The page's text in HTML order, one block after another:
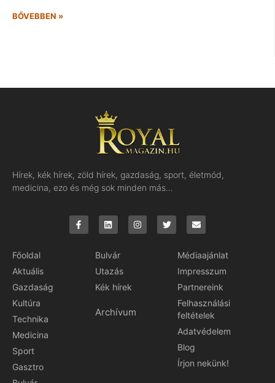
BŐVEBBEN »
Hírek, kék hírek, zöld hírek, gazdaság, sport, életmód,
medicina, ezo és még sok minden más…
Főoldal
Aktuális
Gazdaság
Kultúra
Technika
Medicina
Sport
Gasztro
Bulvár
Utazás
Kék hírek
Archívum
Médiaajánlat
Impresszum
Partnereink
Felhasználási
feltételek
Adatvédelem
Blog
Írjon nekünk!